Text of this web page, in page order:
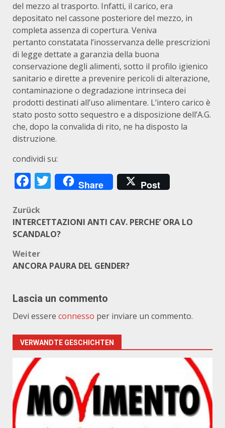
del mezzo al trasporto. Infatti, il carico, era
depositato nel cassone posteriore del mezzo, in
completa assenza di copertura. Veniva
pertanto constatata l’inosservanza delle prescrizioni
di legge dettate a garanzia della buona
conservazione degli alimenti, sotto il profilo igienico
sanitario e dirette a prevenire pericoli di alterazione,
contaminazione o degradazione intrinseca dei
prodotti destinati all’uso alimentare. L’intero carico è
stato posto sotto sequestro e a disposizione dell’A.G.
che, dopo la convalida di rito, ne ha disposto la
distruzione.
condividi su:
Facebook
Twitter
Share Post
Beitragsnavigation
Zurück
INTERCETTAZIONI ANTI CAV. PERCHE’ ORA LO
SCANDALO?
Weiter
ANCORA PAURA DEL GENDER?
Lascia un commento
Devi essere connesso per inviare un commento.
VERWANDTE GESCHICHTEN